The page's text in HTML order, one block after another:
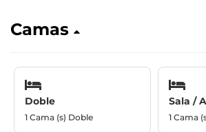
Camas
Doble
1 Cama (s) Doble
Sala /
1 Cama